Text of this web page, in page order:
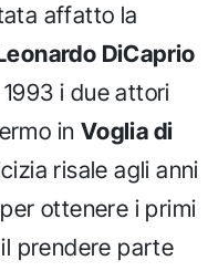
affatto la
DiCaprio
i due attori
in Voglia di
risale agli anni
ottenere i primi
prendere parte